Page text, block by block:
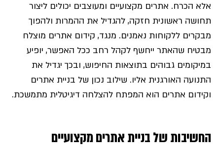
אלא הכרח. אתרים מקצועיים ומעוצבים יכולים ליצור
תחושה ראשונית חזקה, להגדיל את ההמרות ולהפוך
מבקרים ללקוחות נאמנים. מנגד, קידום אתרים מוצלח
מבטיח שהאתר ייחשף לקהל רחב ככל האפשר, יופיע
במיקומים גבוהים בתוצאות החיפוש, ובכך יגדיל את
התנועה האורגנית אליו. שילוב נכון של בניית אתרים
וקידום אתרים הוא המפתח להצלחה דיגיטלית מתמשכת.
החשיבות של בניית אתרים מקצועיים